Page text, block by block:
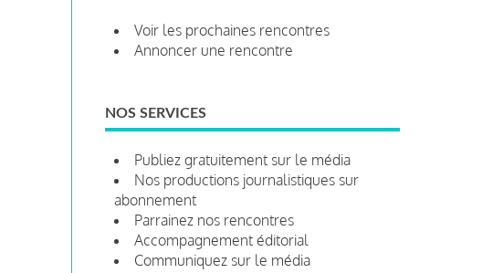
Voir les prochaines rencontres
Annoncer une rencontre
NOS SERVICES
Publiez gratuitement sur le média
Nos productions journalistiques sur
abonnement
Parrainez nos rencontres
Accompagnement éditorial
Communiquez sur le média